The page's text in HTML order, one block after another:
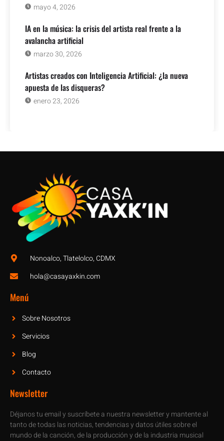
mayo 4, 2026
IA en la música: la crisis del artista real frente a la
avalancha artificial
marzo 30, 2026
Artistas creados con Inteligencia Artificial: ¿la nueva
apuesta de las disqueras?
enero 23, 2026
Nonoalco, Tlatelolco, CDMX
hola@casayaxkin.com
Menú
Sobre Nosotros
Servicios
Blog
Contacto
Newsletter
Déjanos tu email y suscríbete a nuestra newsletter y mantente al
tanto de todas las noticias, tendencias y datos útiles sobre el
mundo de la canción, de la producción y de la industria musical